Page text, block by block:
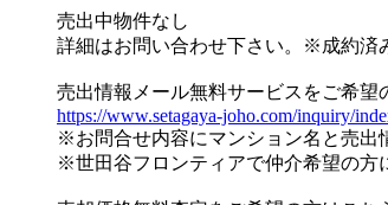
売出中物件なし
詳細はお問い合わせ下さい。※成約済
売出情報メール無料サービスをご希望
https://www.setagaya-joho.com/inquiry/
※お問合せ内容にマンション名と売出
※世田谷フロンティアで仲介希望の方